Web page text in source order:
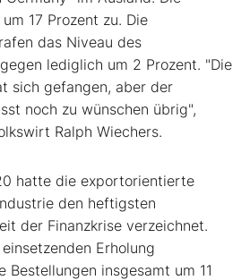
17 Prozent zu. Die
das Niveau des
lediglich um 2 Prozent. "Die
sich gefangen, aber der
noch zu wünschen übrig",
Ralph Wiechers.
hatte die exportorientierte
den heftigsten
der Finanzkrise verzeichnet.
Erholung
insgesamt um 11